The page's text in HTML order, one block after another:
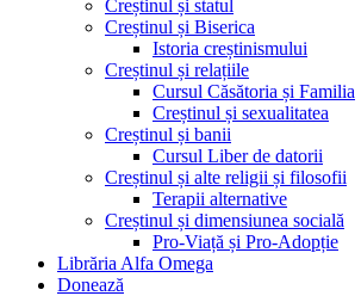
Creștinul și statul
Creștinul și Biserica
Istoria creștinismului
Creștinul și relațiile
Cursul Căsătoria și Familia
Creștinul și sexualitatea
Creștinul și banii
Cursul Liber de datorii
Creștinul și alte religii și filosofii
Terapii alternative
Creștinul și dimensiunea socială
Pro-Viață și Pro-Adopție
Librăria Alfa Omega
Donează